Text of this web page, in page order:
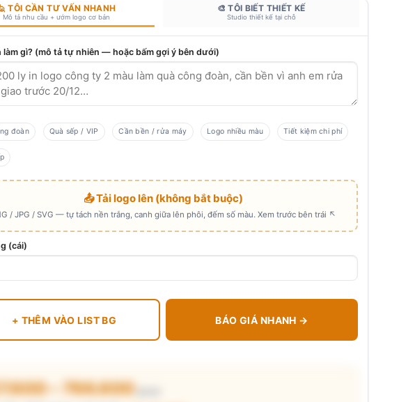
TÔI CẦN TƯ VẤN NHANH
Mô tả nhu cầu + ướm logo cơ bản
🎨 TÔI BIẾT THIẾT KẾ
Studio thiết kế tại chỗ
làm gì? (mô tả tự nhiên — hoặc bấm gợi ý bên dưới)
đoàn Quà sếp / VIP Cần bền / rửa máy Logo nhiều màu Tiết kiệm chi phí
📤 Tải logo lên (không bắt buộc)
/ JPG / SVG — tự tách nền trắng, canh giữa lên phôi, đếm số màu. Xem trước bên trái ↖
(cái)
+ THÊM VÀO LIST BG BÁO GIÁ NHANH →
– 766.600